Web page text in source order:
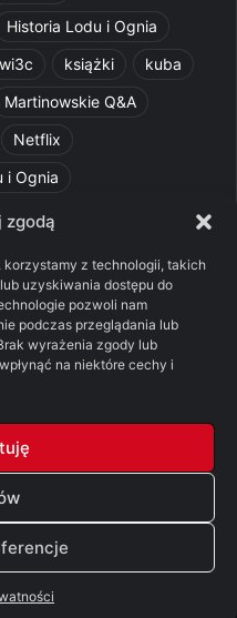
zgodą
z technologii, takich
uzyskiwania dostępu do
pozwoli nam
podczas przeglądania lub
wyrażenia zgody lub
na niektóre cechy i
Historia Lodu i Ognia
książki
kuba
Martinowskie Q&A
Netflix
i Ognia
Pytania do maesterów
Silmarillion
SithFrog
Szalone Teorie
Wieści z Cytadeli
Reserved | FSGK.PL
YouTubeDiscord